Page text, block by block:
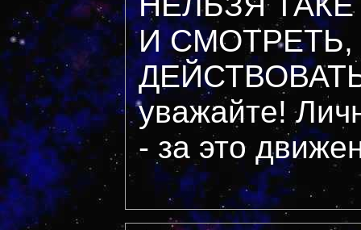
И
уважайте!
- за это